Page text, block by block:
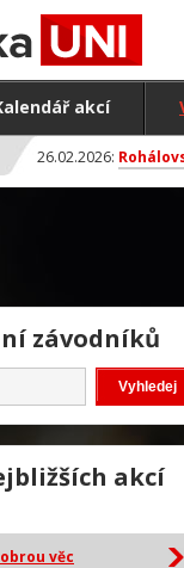
akcí
26.02.2026:
závodníků
akcí
věc